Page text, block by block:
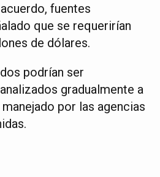
fuentes
que se requerirían
de dólares.
podrían ser
gradualmente a
por las agencias